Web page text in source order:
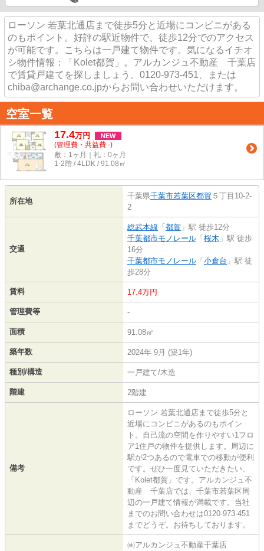
ローソン 若葉北通店まで徒歩5分と近場にコンビニがある
のもポイント。好評の駅近物件で、徒歩12分でのアクセス
が可能です。こちらは一戸建て物件です。気になるイチオ
シ物件情報：「Kolet都賀」。アルカンジュ不動産 千葉店
で賃貸戸建てを探しましょう。0120-973-451、または
chiba@archange.co.jpからお問い合わせいただけます。
空室一覧
17.4万円 NEW
(管理費・共益費 -)
敷：1ヶ月｜礼：0ヶ月
1-2階 / 4LDK / 91.08㎡
所在地
千葉県千葉市若葉区都賀 ５丁目10-2-
2
交通
総武本線 「 都賀 」駅 徒歩12分
千葉都市モノレール 「 桜木 」駅 徒歩
16分
千葉都市モノレール 「 小倉台 」駅 徒
歩28分
賃料 17.4万円
管理費等 -
面積 91.08㎡
築年数 2024年 9月 (築1年)
種別/構造 一戸建て/木造
階建 2階建
備考
ローソン 若葉北通店まで徒歩5分と
近場にコンビニがあるのもポイン
ト。自己流の空間を作りやすい1フロ
ア1住戸の物件を提供します。周辺に
駅が2つあるので電車での移動が便利
です。ぜひ一度見ていただきたい、
「Kolet都賀」です。アルカンジュ不
動産 千葉店では、千葉市若葉区周
辺の一戸建て情報が満載です。当社
までのお問い合わせは0120-973-451
までどうぞ。お待ちしております。
㈱アルカンジュ不動産千葉店